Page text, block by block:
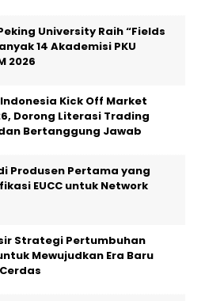
University Raih “Fields
14 Akademisi PKU
2026
Indonesia Kick Off Market
Dorong Literasi Trading
Bertanggung Jawab
Produsen Pertama yang
EUCC untuk Network
Strategi Pertumbuhan
Mewujudkan Era Baru